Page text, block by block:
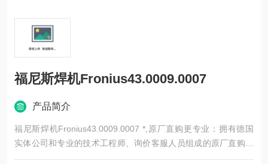
福尼斯焊机Fronius43.0009.0007
产品简介
福尼斯焊机Fronius43.0009.0007 *,原厂直购更专业：拥有德国
实体公司和专业的技术工程师、询价客服人员组成的原厂直购团
队,原厂直购更省钱：真正实现源头采购，省去代理商和分销商，